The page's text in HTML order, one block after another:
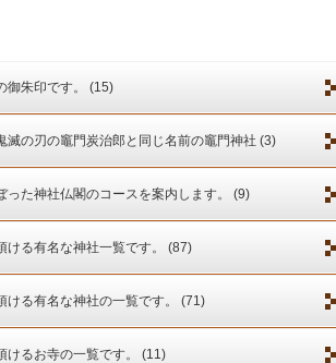
御朱印です。 (15)
滅の刃の竈門炭治郎と同じ名前の竈門神社 (3)
った神社仏閣のコースを案内します。 (9)
ける有名な神社一覧です。 (87)
ける有名な神社の一覧です。 (71)
けるお寺の一覧です。 (11)